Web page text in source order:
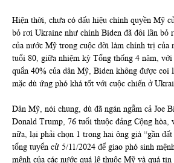
Hiện thời, chưa có dấu hiệu chính quyền Mỹ
bỏ rơi Ukraine như chính Biden đã đôi lần bỏ
của nước Mỹ trong cuộc đời làm chính trị của
tuổi 80, giữa nhiệm kỳ Tổng thống 4 năm, với
quẩn 40% của dân Mỹ, Biden không được coi
mặc dù ứng phó khá tốt với cuộc chiến ở
Dân Mỹ, nói chung, dù đã ngán ngẫm cả Joe
Donald Trump, 76 tuổi thuộc đảng Cộng hòa,
nữa, lại phải chọn 1 trong hai ông già “gần
tổng tuyển cử 5/11/2024 để giao phó sinh
mệnh của các nước quá lệ thuộc Mỹ và quá